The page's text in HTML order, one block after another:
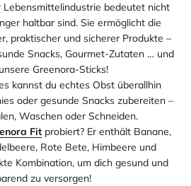
Lebensmittelindustrie bedeutet nicht
haltbar sind. Sie ermöglicht die
praktischer und sicherer Produkte –
Snacks, Gourmet-Zutaten … und
Greenora-Sticks!
kannst du echtes Obst überallhin
oder gesunde Snacks zubereiten –
Waschen oder Schneiden.
Fit probiert? Er enthält Banane,
Rote Bete, Himbeere und
Kombination, um dich gesund und
zu versorgen!